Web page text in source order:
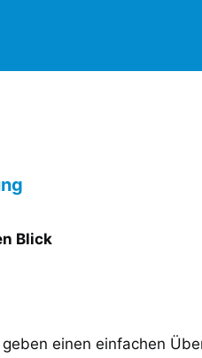
Blick
einen einfachen